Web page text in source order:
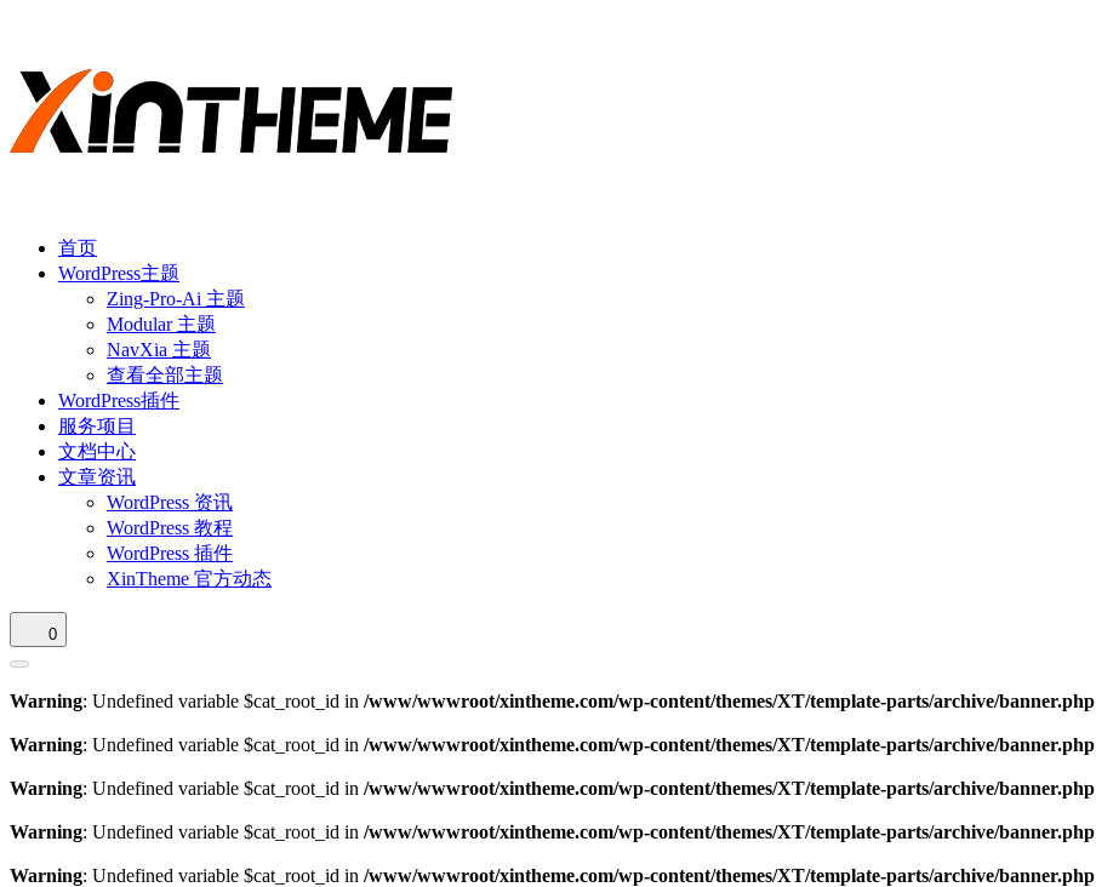
首页
WordPress主题
Zing-Pro-Ai 主题
Modular 主题
NavXia 主题
查看全部主题
WordPress插件
服务项目
文档中心
文章资讯
WordPress 资讯
WordPress 教程
WordPress 插件
XinTheme 官方动态
0
Warning: Undefined variable $cat_root_id in /www/wwwroot/xintheme.com/wp-content/themes/XT/template-parts/archive/banner.php
Warning: Undefined variable $cat_root_id in /www/wwwroot/xintheme.com/wp-content/themes/XT/template-parts/archive/banner.php
Warning: Undefined variable $cat_root_id in /www/wwwroot/xintheme.com/wp-content/themes/XT/template-parts/archive/banner.php
Warning: Undefined variable $cat_root_id in /www/wwwroot/xintheme.com/wp-content/themes/XT/template-parts/archive/banner.php
Warning: Undefined variable $cat_root_id in /www/wwwroot/xintheme.com/wp-content/themes/XT/template-parts/archive/banner.php